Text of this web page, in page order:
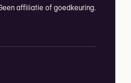
affiliatie of goedkeuring.